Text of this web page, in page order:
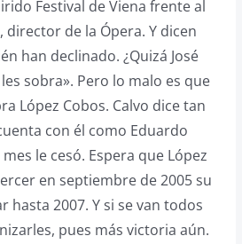
Festival de Viena frente al
de la Ópera. Y dicen
han declinado. ¿Quizá José
les sobra». Pero lo malo es que
López Cobos. Calvo dice tan
con él como Eduardo
le cesó. Espera que López
en septiembre de 2005 su
hasta 2007. Y si se van todos
pues más victoria aún.